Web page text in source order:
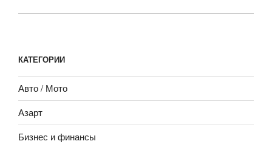
КАТЕГОРИИ
Авто / Мото
Азарт
Бизнес и финансы